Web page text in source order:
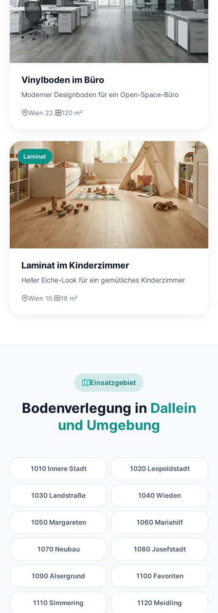
Vinylboden im Büro
Moderner Designboden für ein Open-Space-Büro
Wien 22. 120 m²
Laminat
Laminat im Kinderzimmer
Heller Eiche-Look für ein gemütliches Kinderzimmer
Wien 10. 18 m²
Einsatzgebiet
Bodenverlegung in Dallein
und Umgebung
1010 Innere Stadt 1020 Leopoldstadt
1030 Landstraße 1040 Wieden
1050 Margareten 1060 Mariahilf
1070 Neubau 1080 Josefstadt
1090 Alsergrund 1100 Favoriten
1110 Simmering 1120 Meidling